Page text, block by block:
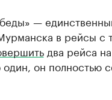
—
в рейсы с
два рейса
один, он полностью